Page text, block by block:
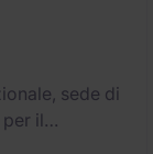
sede di
il